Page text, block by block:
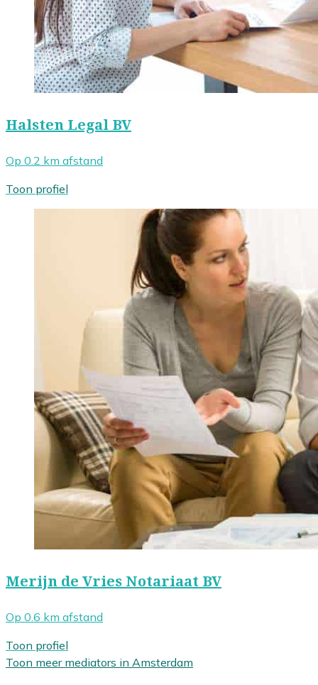
Halsten Legal BV
Op 0.2 km afstand
Toon profiel
Merijn de Vries Notariaat BV
Op 0.6 km afstand
Toon profiel
Toon meer mediators in Amsterdam